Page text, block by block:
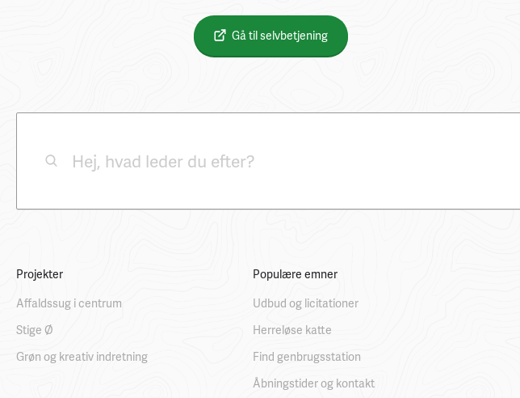
Gå til selvbetjening
Projekter
Affaldssug i centrum
Stige Ø
Grøn og kreativ indretning
Populære emner
Udbud og licitationer
Herreløse katte
Find genbrugsstation
Åbningstider og kontakt